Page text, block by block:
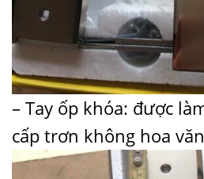
– Tay ốp khóa: được
cấp trơn không hoa